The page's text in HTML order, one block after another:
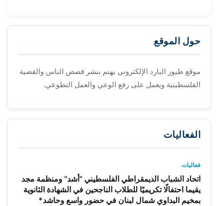
حول الموقع
موقع طيور البارد الإلكتروني يهتم بنشر قصص الناس والقضية
الفلسطينية ويعمل على رفع الوعي والعمل التطوعي.
الفعاليات
فعاليات
اتحاد الشباب الديمقراطي الفلسطيني "أشد" ومنظمة مجد
يقيما احتفالًا تكريميًا للطلاب الناجحين في الشهادة الثانوية
بمخيم البداوي شمال لبنان في حضور واسع وحاشد*